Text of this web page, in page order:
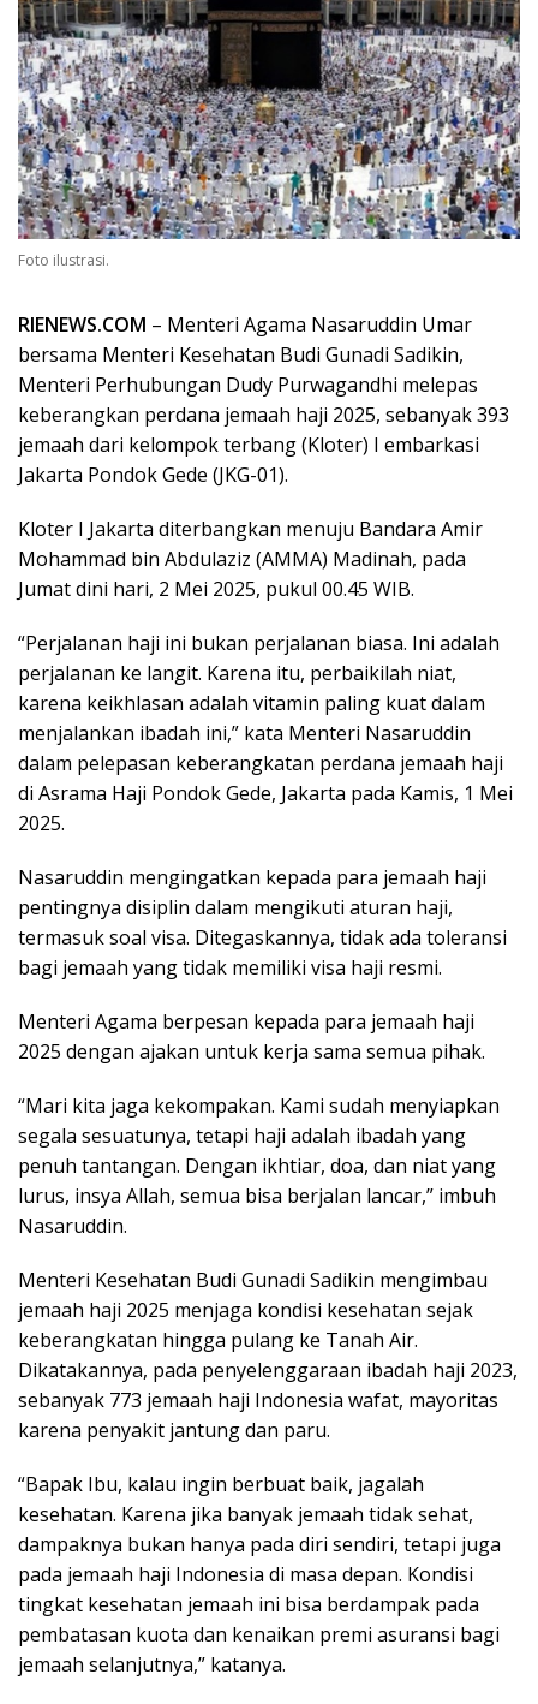
Foto ilustrasi.
RIENEWS.COM – Menteri Agama Nasaruddin Umar
bersama Menteri Kesehatan Budi Gunadi Sadikin,
Menteri Perhubungan Dudy Purwagandhi melepas
keberangkan perdana jemaah haji 2025, sebanyak 393
jemaah dari kelompok terbang (Kloter) I embarkasi
Jakarta Pondok Gede (JKG-01).
Kloter I Jakarta diterbangkan menuju Bandara Amir
Mohammad bin Abdulaziz (AMMA) Madinah, pada
Jumat dini hari, 2 Mei 2025, pukul 00.45 WIB.
“Perjalanan haji ini bukan perjalanan biasa. Ini adalah
perjalanan ke langit. Karena itu, perbaikilah niat,
karena keikhlasan adalah vitamin paling kuat dalam
menjalankan ibadah ini,” kata Menteri Nasaruddin
dalam pelepasan keberangkatan perdana jemaah haji
di Asrama Haji Pondok Gede, Jakarta pada Kamis, 1 Mei
2025.
Nasaruddin mengingatkan kepada para jemaah haji
pentingnya disiplin dalam mengikuti aturan haji,
termasuk soal visa. Ditegaskannya, tidak ada toleransi
bagi jemaah yang tidak memiliki visa haji resmi.
Menteri Agama berpesan kepada para jemaah haji
2025 dengan ajakan untuk kerja sama semua pihak.
“Mari kita jaga kekompakan. Kami sudah menyiapkan
segala sesuatunya, tetapi haji adalah ibadah yang
penuh tantangan. Dengan ikhtiar, doa, dan niat yang
lurus, insya Allah, semua bisa berjalan lancar,” imbuh
Nasaruddin.
Menteri Kesehatan Budi Gunadi Sadikin mengimbau
jemaah haji 2025 menjaga kondisi kesehatan sejak
keberangkatan hingga pulang ke Tanah Air.
Dikatakannya, pada penyelenggaraan ibadah haji 2023,
sebanyak 773 jemaah haji Indonesia wafat, mayoritas
karena penyakit jantung dan paru.
“Bapak Ibu, kalau ingin berbuat baik, jagalah
kesehatan. Karena jika banyak jemaah tidak sehat,
dampaknya bukan hanya pada diri sendiri, tetapi juga
pada jemaah haji Indonesia di masa depan. Kondisi
tingkat kesehatan jemaah ini bisa berdampak pada
pembatasan kuota dan kenaikan premi asuransi bagi
jemaah selanjutnya,” katanya.